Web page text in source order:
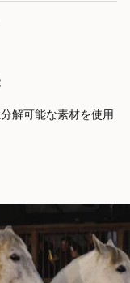
解可能な素材を使用